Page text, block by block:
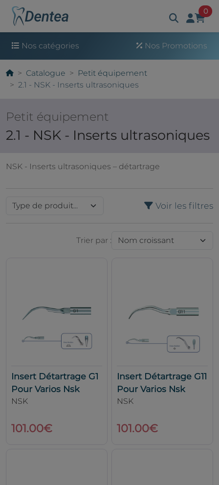
0
Nos catégories Nos Promotions
Catalogue
Petit équipement
2.1 - NSK - Inserts ultrasoniques
Petit équipement
2.1 - NSK - Inserts ultrasoniques
NSK - Inserts ultrasoniques – détartrage
Voir les filtres
Trier par :
Insert Détartrage G1
Pour Varios Nsk
NSK
101.00€
Insert Détartrage G11
Pour Varios Nsk
NSK
101.00€